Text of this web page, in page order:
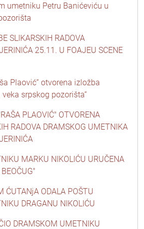
umetniku Petru Banićeviću u
SLIKARSKIH RADOVA
25.11. U FOAJEU SCENE
Plaović“ otvorena izložba
srpskog pozorišta“
PLAOVIĆ" OTVORENA
RADOVA DRAMSKOG UMETNIKA
MARKU NIKOLIĆU URUČENA
ĆUTANjA ODALA POŠTU
DRAGANU NIKOLIĆU
DRAMSKOM UMETNIKU